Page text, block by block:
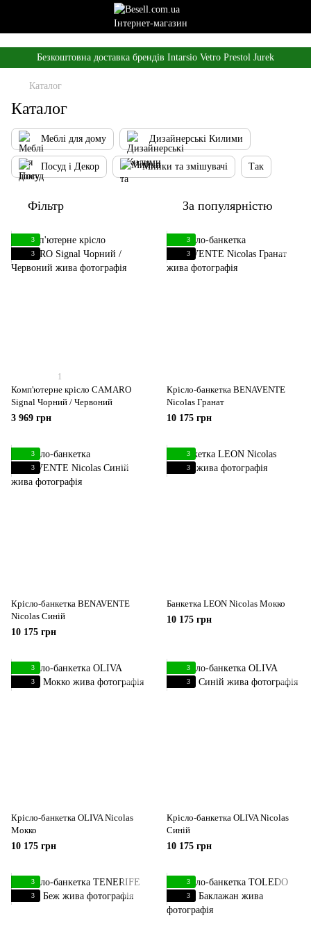
Безкоштовна доставка брендів Intarsio Vetro Prestol Jurek
Каталог
Каталог
Меблі для дому Дизайнерські Килими
Посуд і Декор Мийки та змішувачі Так
Фільтр За популярністю
3
3
1
Комп'ютерне крісло CAMARO
Signal Чорний / Червоний
3 969 грн
3
3
Крісло-банкетка BENAVENTE
Nicolas Гранат
10 175 грн
3
3
Крісло-банкетка BENAVENTE
Nicolas Синій
10 175 грн
3
3
Банкетка LEON Nicolas Мокко
10 175 грн
3
3
Крісло-банкетка OLIVA Nicolas
Мокко
10 175 грн
3
3
Крісло-банкетка OLIVA Nicolas
Синій
10 175 грн
3
3
3
3